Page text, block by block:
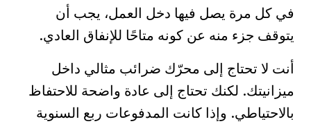
في كل مرة يصل فيها دخل العمل، يجب أن
يتوقف جزء منه عن كونه متاحًا للإنفاق العادي.
أنت لا تحتاج إلى محرّك ضرائب مثالي داخل
ميزانيتك. لكنك تحتاج إلى عادة واضحة للاحتفاظ
بالاحتياطي. وإذا كانت المدفوعات ربع السنوية